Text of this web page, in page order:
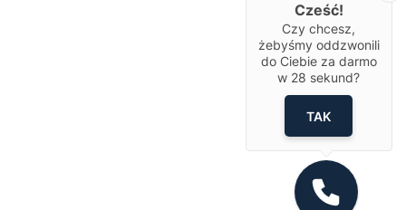
Cześć!
Czy chcesz,
żebyśmy oddzwonili
do Ciebie za darmo
w 28 sekund?
TAK